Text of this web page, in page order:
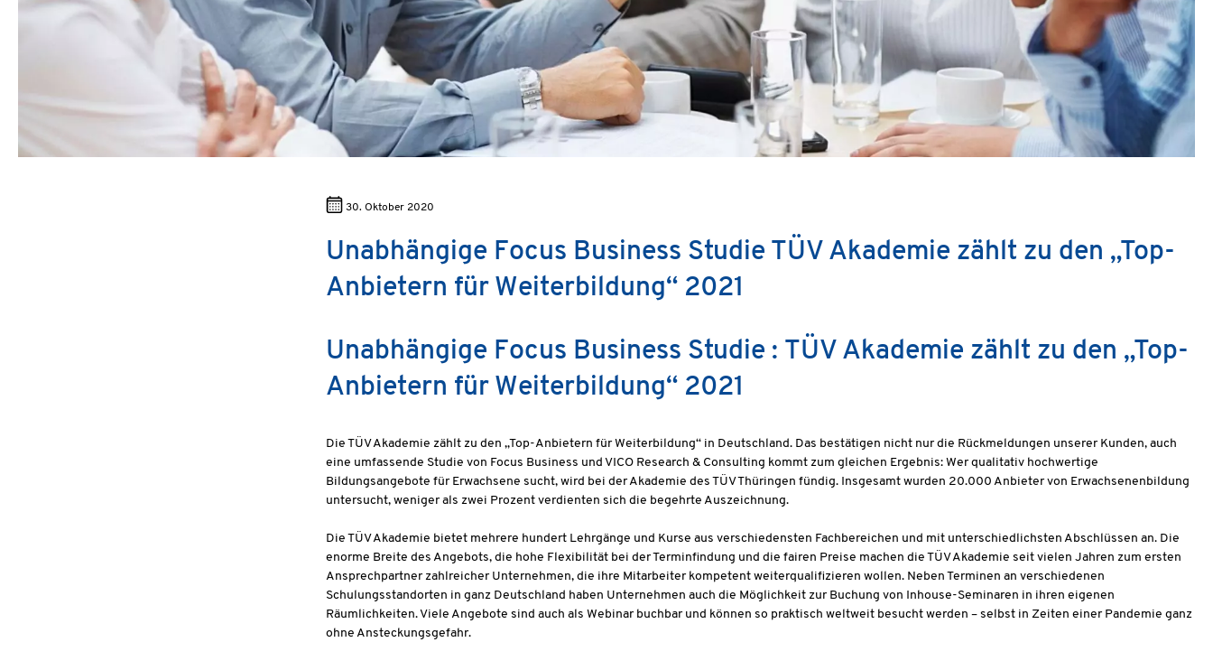
30. Oktober 2020
Unabhängige Focus Business Studie TÜV Akademie zählt zu den „Top-
Anbietern für Weiterbildung“ 2021
Unabhängige Focus Business Studie : TÜV Akademie zählt zu den „Top-
Anbietern für Weiterbildung“ 2021
Die TÜV Akademie zählt zu den „Top-Anbietern für Weiterbildung“ in Deutschland. Das bestätigen nicht nur die Rückmeldungen unserer Kunden, auch
eine umfassende Studie von Focus Business und VICO Research & Consulting kommt zum gleichen Ergebnis: Wer qualitativ hochwertige
Bildungsangebote für Erwachsene sucht, wird bei der Akademie des TÜV Thüringen fündig. Insgesamt wurden 20.000 Anbieter von Erwachsenenbildung
untersucht, weniger als zwei Prozent verdienten sich die begehrte Auszeichnung.
Die TÜV Akademie bietet mehrere hundert Lehrgänge und Kurse aus verschiedensten Fachbereichen und mit unterschiedlichsten Abschlüssen an. Die
enorme Breite des Angebots, die hohe Flexibilität bei der Terminfindung und die fairen Preise machen die TÜV Akademie seit vielen Jahren zum ersten
Ansprechpartner zahlreicher Unternehmen, die ihre Mitarbeiter kompetent weiterqualifizieren wollen. Neben Terminen an verschiedenen
Schulungsstandorten in ganz Deutschland haben Unternehmen auch die Möglichkeit zur Buchung von Inhouse-Seminaren in ihren eigenen
Räumlichkeiten. Viele Angebote sind auch als Webinar buchbar und können so praktisch weltweit besucht werden – selbst in Zeiten einer Pandemie ganz
ohne Ansteckungsgefahr.